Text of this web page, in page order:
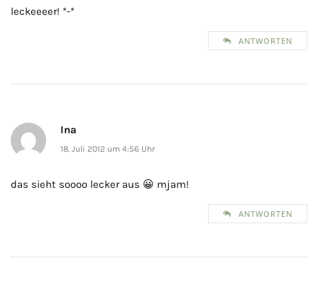
leckeeeer! *-*
ANTWORTEN
Ina
18. Juli 2012 um 4:56 Uhr
das sieht soooo lecker aus 😀 mjam!
ANTWORTEN